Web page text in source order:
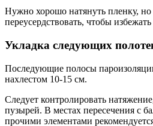
Нужно хорошо натянуть пленку,
переусердствовать, чтобы
Укладка следующих
Последующие полосы
нахлестом 10-15 см.
Следует контролировать
пузырей. В местах пересечения с
прочими элементами